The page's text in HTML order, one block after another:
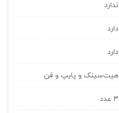
ندارد
دارد
دارد
هیت‌سینک و پایپ و فن
3 عدد